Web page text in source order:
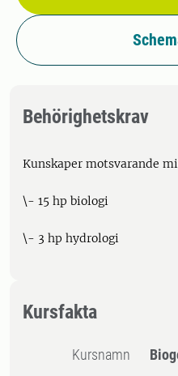
Behörighetskrav
Kunskaper motsvarande
\- 15 hp biologi
\- 3 hp hydrologi
Kursfakta
Kursnamn